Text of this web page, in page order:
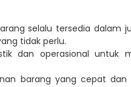
selalu tersedia dalam
tidak perlu.
dan operasional untuk
barang yang cepat dan